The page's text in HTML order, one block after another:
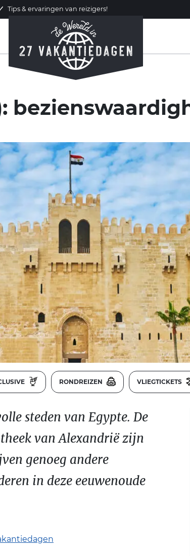
Tips & ervaringen van reizigers!
RONDREIZEN VLIEGTICKETS
steden van Egypte. De
van Alexandrië zijn
genoeg andere
in deze eeuwenoude